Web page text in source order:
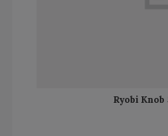
Ryobi Knob